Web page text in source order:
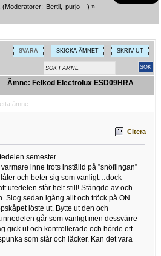
(Moderatorer: Bertil purjo__ ) »
SVARA SKICKA ÄMNET SKRIV UT
Ämne: Felkod Electrolux ESD09HRA
ämne.
Citera
semester…
inne trots inställd på ”snöflingan”
och beter sig som vanligt…dock
utedelen står helt still! Stängde av och
Slog sedan igång allt och tröck på ON
löste ut. Bytte ut den och
går som vanligt men dessvärre
gick ut och kontrollerade och hörde ett
som står och läcker. Kan det vara